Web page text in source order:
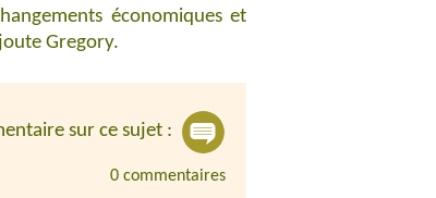
économiques et
Gregory.
sur ce sujet :
0 commentaires